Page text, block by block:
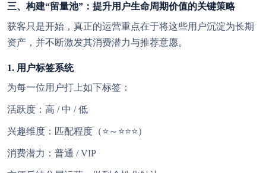
三、构建“留量池”：提升用户生命周期价值的关键策略
获客只是开始，真正的运营重点在于将这些用户沉淀为长期
资产，并不断激发其消费潜力与推荐意愿。
1. 用户标签系统
为每一位用户打上如下标签：
活跃度：高 / 中 / 低
兴趣维度：匹配程度（⭐～⭐⭐⭐）
消费潜力：普通 / VIP